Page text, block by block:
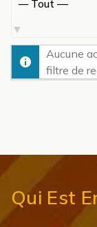
par
activité:
Aucune
filtre de
Qui Est